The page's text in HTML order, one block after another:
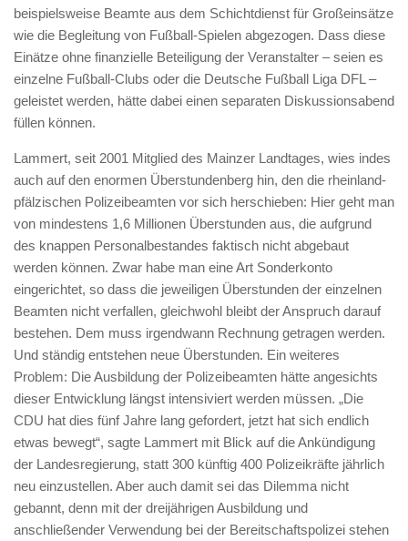
beispielsweise Beamte aus dem Schichtdienst für Großeinsätze
wie die Begleitung von Fußball-Spielen abgezogen. Dass diese
Einätze ohne finanzielle Beteiligung der Veranstalter – seien es
einzelne Fußball-Clubs oder die Deutsche Fußball Liga DFL –
geleistet werden, hätte dabei einen separaten Diskussionsabend
füllen können.
Lammert, seit 2001 Mitglied des Mainzer Landtages, wies indes
auch auf den enormen Überstundenberg hin, den die rheinland-
pfälzischen Polizeibeamten vor sich herschieben: Hier geht man
von mindestens 1,6 Millionen Überstunden aus, die aufgrund
des knappen Personalbestandes faktisch nicht abgebaut
werden können. Zwar habe man eine Art Sonderkonto
eingerichtet, so dass die jeweiligen Überstunden der einzelnen
Beamten nicht verfallen, gleichwohl bleibt der Anspruch darauf
bestehen. Dem muss irgendwann Rechnung getragen werden.
Und ständig entstehen neue Überstunden. Ein weiteres
Problem: Die Ausbildung der Polizeibeamten hätte angesichts
dieser Entwicklung längst intensiviert werden müssen. „Die
CDU hat dies fünf Jahre lang gefordert, jetzt hat sich endlich
etwas bewegt“, sagte Lammert mit Blick auf die Ankündigung
der Landesregierung, statt 300 künftig 400 Polizeikräfte jährlich
neu einzustellen. Aber auch damit sei das Dilemma nicht
gebannt, denn mit der dreijährigen Ausbildung und
anschließender Verwendung bei der Bereitschaftspolizei stehen